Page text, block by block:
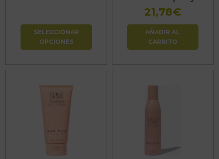
SELECCIONAR
OPCIONES
la
página
de
21,78€
AÑADIR AL
CARRITO